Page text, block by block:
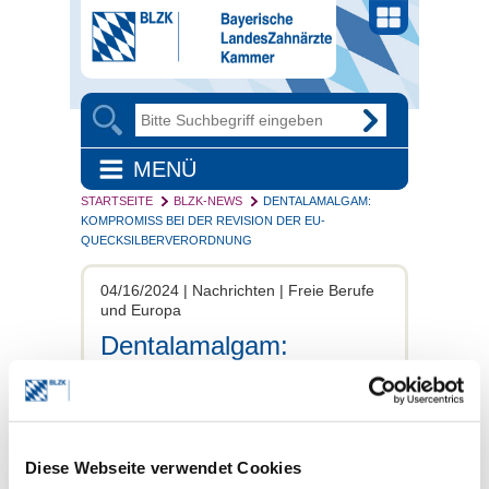
Diese Webseite verwendet Cookies
MENÜ
STARTSEITE BLZK-NEWS
DENTALAMALGAM:
KOMPROMISS BEI DER REVISION DER EU-
QUECKSILBERVERORDNUNG
04/16/2024 | Nachrichten | Freie Berufe
und Europa
Dentalamalgam:
Die Unterhändler des Europäischen